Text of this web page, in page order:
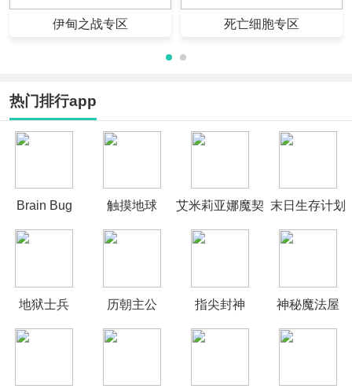
伊甸之战专区 死亡细胞专区
热门排行app
Brain Bug 触摸地球
艾米莉亚娜魔契 末日生存计划
地狱士兵 历朝主公 指尖封神 神秘魔法屋